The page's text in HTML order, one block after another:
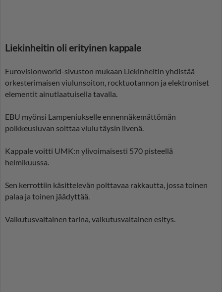
Liekinheitin oli erityinen kappale
Eurovisionworld-sivuston mukaan Liekinheitin yhdistää
orkesterimaisen viulunsoiton, rocktuotannon ja elektroniset
elementit ainutlaatuisella tavalla.
EBU myönsi Lampeniukselle ennennäkemättömän
poikkeusluvan soittaa viulu täysin livenä.
Kappale voitti UMK:n ylivoimaisesti 570 pisteellä
helmikuussa.
Sen kerrottiin käsittelevän polttavaa rakkautta, jossa toinen
palaa ja toinen jäädyttää.
Vaikutusvaltainen tarina, vaikutusvaltainen esitys.